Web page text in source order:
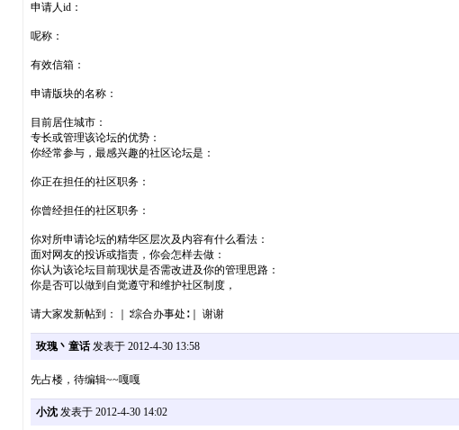
申请人id：
呢称：
有效信箱：
申请版块的名称：
目前居住城市：
专长或管理该论坛的优势：
你经常参与，最感兴趣的社区论坛是：
你正在担任的社区职务：
你曾经担任的社区职务：
你对所申请论坛的精华区层次及内容有什么看法：
面对网友的投诉或指责，你会怎样去做：
你认为该论坛目前现状是否需改进及你的管理思路：
你是否可以做到自觉遵守和维护社区制度，
请大家发新帖到：｜∶综合办事处∶｜ 谢谢
玫瑰丶童话发表于 2012-4-30 13:58
先占楼，待编辑~~嘎嘎
小沈发表于 2012-4-30 14:02